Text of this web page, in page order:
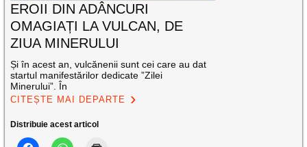
EROII DIN ADÂNCURI
OMAGIAȚI LA VULCAN, DE
ZIUA MINERULUI
Și în acest an, vulcănenii sunt cei care au dat
startul manifestărilor dedicate ”Zilei
Minerului”. În
CITEȘTE MAI DEPARTE
Distribuie acest articol